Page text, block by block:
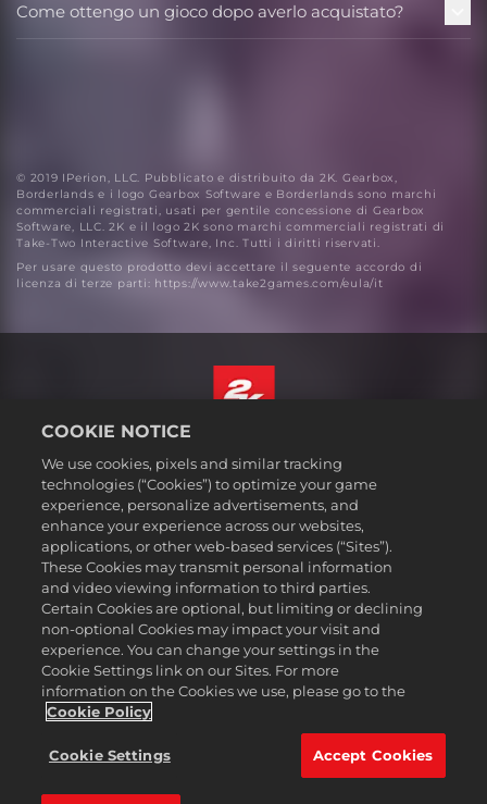
Come ottengo un gioco dopo averlo acquistato?
© 2019 IPerion, LLC. Pubblicato e distribuito da 2K. Gearbox,
Borderlands e i logo Gearbox Software e Borderlands sono marchi
commerciali registrati, usati per gentile concessione di Gearbox
Software, LLC. 2K e il logo 2K sono marchi commerciali registrati di
Take-Two Interactive Software, Inc. Tutti i diritti riservati.
Per usare questo prodotto devi accettare il seguente accordo di
licenza di terze parti: https://www.take2games.com/eula/it
Informazioni legali
Politiche sulla privacy
Politiche sui cookie
Assistenza
Non vendere o condividere le mie informazioni personali
Ricerca ordini e rimborsi
Partner pubblicitari 2K
©2016-2026 Take-Two Interactive Software Inc. 2K, Firaxis Games,
Civilization, and their respective logos are trademarks of Take-Two
Interactive Software, Inc. All rights reserved.
Italiano
COOKIE NOTICE
We use cookies, pixels and similar tracking
technologies (“Cookies”) to optimize your game
experience, personalize advertisements, and
enhance your experience across our websites,
applications, or other web-based services (“Sites”).
These Cookies may transmit personal information
and video viewing information to third parties.
Certain Cookies are optional, but limiting or declining
non-optional Cookies may impact your visit and
experience. You can change your settings in the
Cookie Settings link on our Sites. For more
information on the Cookies we use, please go to the
Cookie Policy
Cookie Settings Accept Cookies